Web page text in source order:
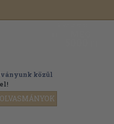
közül